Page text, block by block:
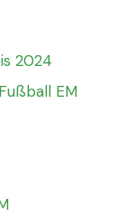
2024
EM